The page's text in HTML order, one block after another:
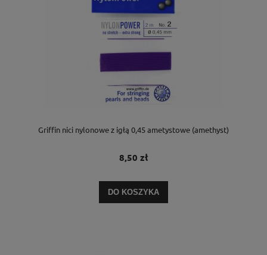
Griffin nici nylonowe z igłą 0,45 ametystowe (amethyst)
8,50 zł
DO KOSZYKA